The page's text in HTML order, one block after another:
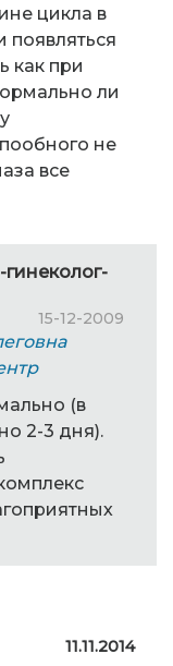
цикла в
появляться
как при
ли
не
все
15-12-2009
(в
2-3 дня).
11.11.2014